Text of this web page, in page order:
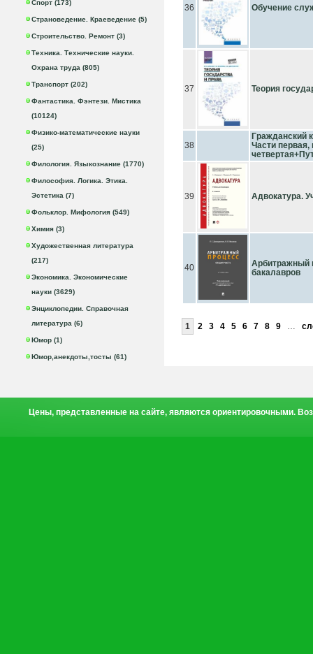
Спорт (173)
Страноведение. Краеведение (5)
Строительство. Ремонт (3)
Техника. Технические науки.
Охрана труда (805)
Транспорт (202)
Фантастика. Фэнтези. Мистика
(10124)
Физико-математические науки
(25)
Филология. Языкознание (1770)
Философия. Логика. Этика.
Эстетика (7)
Фольклор. Мифология (549)
Химия (3)
Художественная литература
(217)
Экономика. Экономические
науки (3629)
Энциклопедии. Справочная
литература (6)
Юмор (1)
Юмор,анекдоты,тосты (61)
36 Обучение
37 Теория
38
Гражданский
Части первая,
39 Адвокатура.
40
Арбитражный
бакалавров
1 2 3 4 5 6 7 8 9 …
Цены, представленные на сайте, являются ориентировочными.